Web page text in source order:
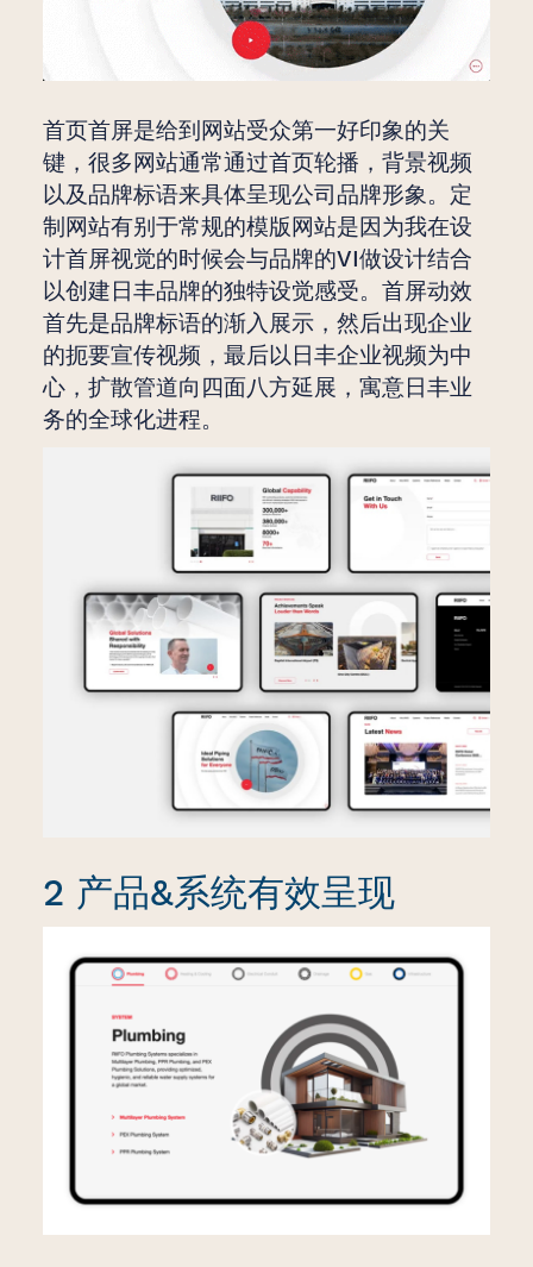
首页首屏是给到网站受众第一好印象的关
键，很多网站通常通过首页轮播，背景视频
以及品牌标语来具体呈现公司品牌形象。定
制网站有别于常规的模版网站是因为我在设
计首屏视觉的时候会与品牌的VI做设计结合
以创建日丰品牌的独特设觉感受。首屏动效
首先是品牌标语的渐入展示，然后出现企业
的扼要宣传视频，最后以日丰企业视频为中
心，扩散管道向四面八方延展，寓意日丰业
务的全球化进程。
2 产品&系统有效呈现